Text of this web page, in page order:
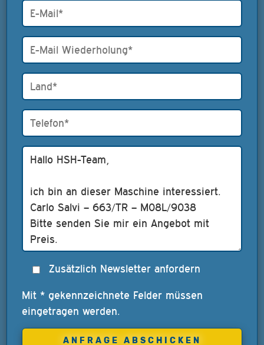
Zusätzlich Newsletter anfordern
Mit * gekennzeichnete Felder müssen
eingetragen werden.